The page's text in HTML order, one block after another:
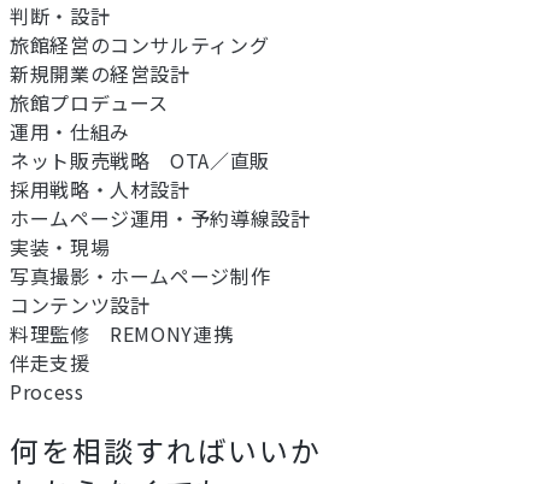
判断・設計
旅館経営のコンサルティング
新規開業の経営設計
旅館プロデュース
運用・仕組み
ネット販売戦略 OTA／直販
採用戦略・人材設計
ホームページ運用・予約導線設計
実装・現場
写真撮影・ホームページ制作
コンテンツ設計
料理監修 REMONY連携
伴走支援
Process
何を相談すればいいか